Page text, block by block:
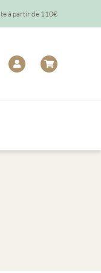
à partir de 110€